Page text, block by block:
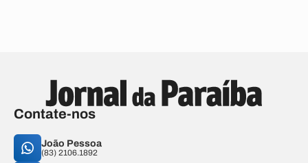
Contate-nos
João Pessoa
(83) 2106.1892